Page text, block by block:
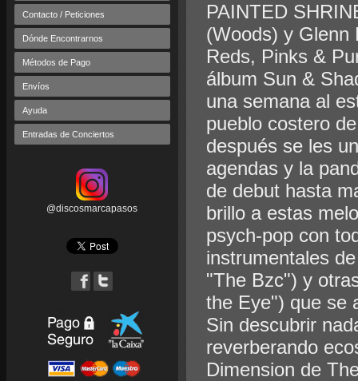
Contacto / Peticiones
Dónde Encontrarnos
Métodos de Pago
Envíos
Ayuda
Entradas de Conciertos
@discosmarcapasos
PAINTED
(Woods) y Glenn
Reds, Pinks &
álbum Sun &
una semana al
pueblo costero
después se les
agendas y la
de debut hasta
brillo a estas
psych-pop con
instrumentales
"The Bzc") y
the Eye") que se
Sin descubrir
reverberando
Dimension de